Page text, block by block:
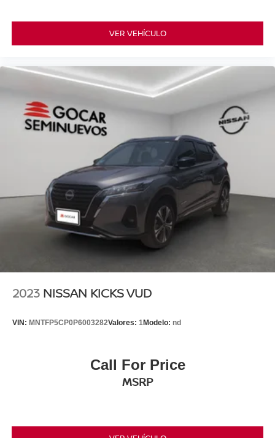
VER VEHÍCULO
2023 NISSAN KICKS VUD
VIN: MNTFP5CP0P6003282Valores: 1Modelo: nd
Call For Price
MSRP